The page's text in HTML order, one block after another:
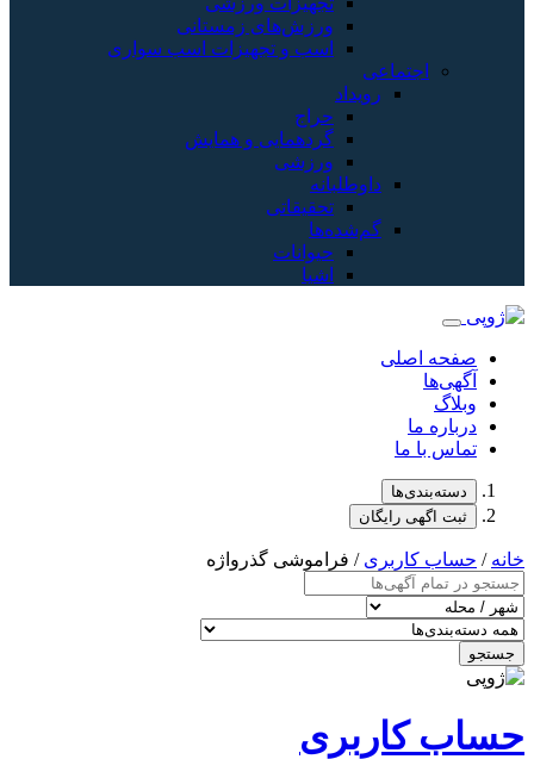
ورزش‌های زمستانی
اسب و تجهیزات اسب سواری
اجتماعی
رویداد
حراج
گردهمایی و همایش
ورزشی
داوطلبانه
تحقیقاتی
گم‌شده‌ها
حیوانات
اشیا
صفحه اصلی
آگهی‌ها
وبلاگ
درباره ما
تماس با ما
دسته‌بندی‌ها
ثبت اگهی رایگان
خانه / حساب کاربری / فراموشی گذرواژه
جستجو
حساب کاربری